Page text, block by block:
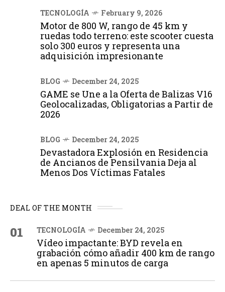
TECNOLOGÍA February 9, 2026
Motor de 800 W, rango de 45 km y
ruedas todo terreno: este scooter cuesta
solo 300 euros y representa una
adquisición impresionante
BLOG December 24, 2025
GAME se Une a la Oferta de Balizas V16
Geolocalizadas, Obligatorias a Partir de
2026
BLOG December 24, 2025
Devastadora Explosión en Residencia
de Ancianos de Pensilvania Deja al
Menos Dos Víctimas Fatales
DEAL OF THE MONTH
01 TECNOLOGÍA December 24, 2025
Vídeo impactante: BYD revela en
grabación cómo añadir 400 km de rango
en apenas 5 minutos de carga